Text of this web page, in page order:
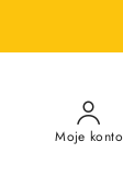
Moje konto